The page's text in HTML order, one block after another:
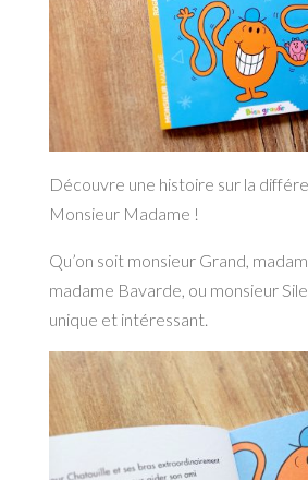
Découvre une histoire sur la
Monsieur Madame !
Qu’on soit monsieur Grand,
madame Bavarde, ou monsieur
unique et intéressant.